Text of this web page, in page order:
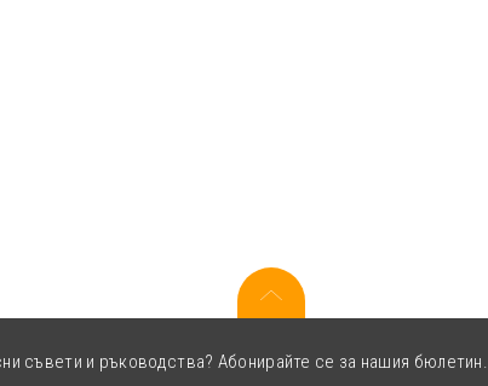
съвети и ръководства? Абонирайте се за нашия бюлетин.